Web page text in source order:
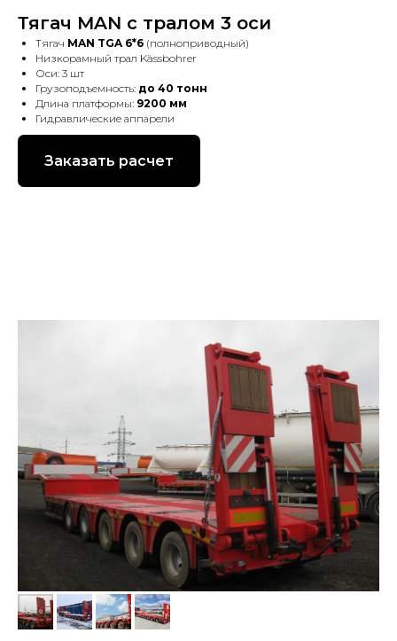
Тягач MAN с тралом 3 оси
Тягач MAN TGA 6*6 (полноприводный)
Низкорамный трал Kässbohrer
Оси: 3 шт
Грузоподъемность: до 40 тонн
Длина платформы: 9200 мм
Гидравлические аппарели
Заказать расчет